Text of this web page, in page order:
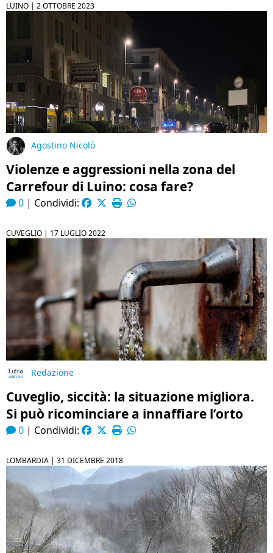
LUINO | 2 OTTOBRE 2023
Agostino Nicolò
Violenze e aggressioni nella zona del
Carrefour di Luino: cosa fare?
0 | Condividi:
CUVEGLIO | 17 LUGLIO 2022
Redazione
Cuveglio, siccità: la situazione migliora.
Si può ricominciare a innaffiare l’orto
0 | Condividi:
LOMBARDIA | 31 DICEMBRE 2018